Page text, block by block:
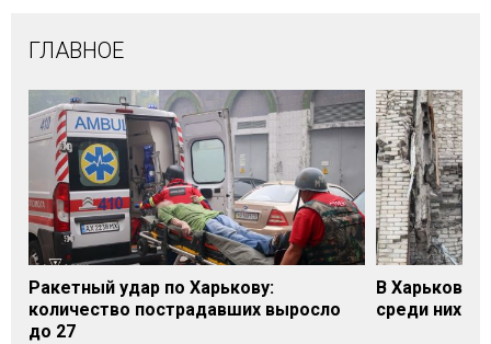
ГЛАВНОЕ
Ракетный удар по Харькову:
количество пострадавших выросло
до 27
В Харькове
среди них -